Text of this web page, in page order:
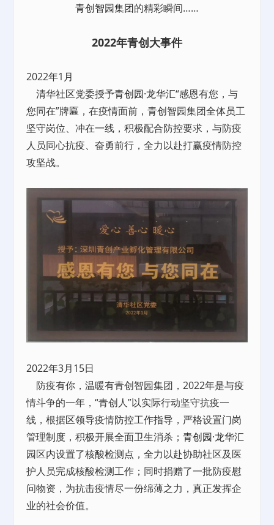
青创智园集团的精彩瞬间……
2022年青创大事件
2022年1月
清华社区党委授予青创园·龙华汇“感恩有您，与
您同在”牌匾，在疫情面前，青创智园集团全体员工
坚守岗位、冲在一线，积极配合防控要求，与防疫
人员同心抗疫、奋勇前行，全力以赴打赢疫情防控
攻坚战。
2022年3月15日
防疫有你，温暖有青创智园集团，2022年是与疫
情斗争的一年，“青创人”以实际行动坚守抗疫一
线，根据区领导疫情防控工作指导，严格设置门岗
管理制度，积极开展全面卫生消杀；青创园·龙华汇
园区内设置了核酸检测点，全力以赴协助社区及医
护人员完成核酸检测工作；同时捐赠了一批防疫慰
问物资，为抗击疫情尽一份绵薄之力，真正发挥企
业的社会价值。